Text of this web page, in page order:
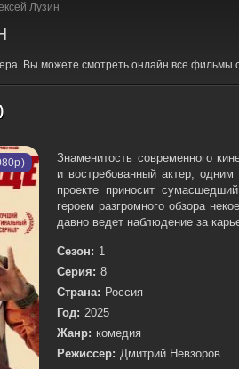
Лузин
Вы можете смотреть онлайн все фильмы
Знаменитость современного
и востребованный актер,
проекте приносит
героем разгромного обзора
давно ведет наблюдение за
Сезон: 1
Серия: 8
Страна: Россия
Год: 2025
Жанр: комедия
Режиссер: Дмитрий Невзоров